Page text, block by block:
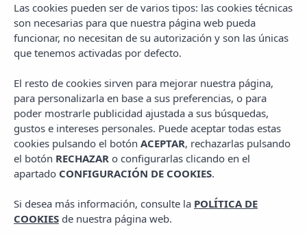
MENU
PLANES EN IBIZA
¿Dónde ver el atardecer
en Menorca?
30 ENERO, 2026
Las cookies pueden ser de varios tipos: las cookies técnicas
son necesarias para que nuestra página web pueda
funcionar, no necesitan de su autorización y son las únicas
que tenemos activadas por defecto.
El resto de cookies sirven para mejorar nuestra página,
para personalizarla en base a sus preferencias, o para
poder mostrarle publicidad ajustada a sus búsquedas,
gustos e intereses personales. Puede aceptar todas estas
cookies pulsando el botón ACEPTAR, rechazarlas pulsando
el botón RECHAZAR o configurarlas clicando en el
apartado CONFIGURACIÓN DE COOKIES.
Si desea más información, consulte la POLÍTICA DE
COOKIES de nuestra página web.